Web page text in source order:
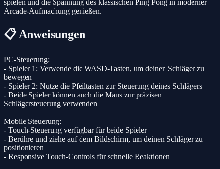
spielen und die Spannung des klassischen Ping Pong in moderner
Arcade-Aufmachung genießen.
📋 Anweisungen
PC-Steuerung:
- Spieler 1: Verwende die WASD-Tasten, um deinen Schläger zu
bewegen
- Spieler 2: Nutze die Pfeiltasten zur Steuerung deines Schlägers
- Beide Spieler können auch die Maus zur präzisen
Schlägersteuerung verwenden
Mobile Steuerung:
- Touch-Steuerung verfügbar für beide Spieler
- Berühre und ziehe auf dem Bildschirm, um deinen Schläger zu
positionieren
- Responsive Touch-Controls für schnelle Reaktionen